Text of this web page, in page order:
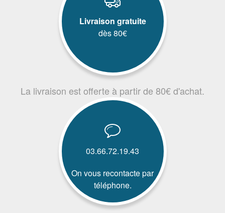
Livraison gratuite
dès 80€
La livraison est offerte à partir de 80€ d'achat.
03.66.72.19.43
On vous recontacte par
téléphone.